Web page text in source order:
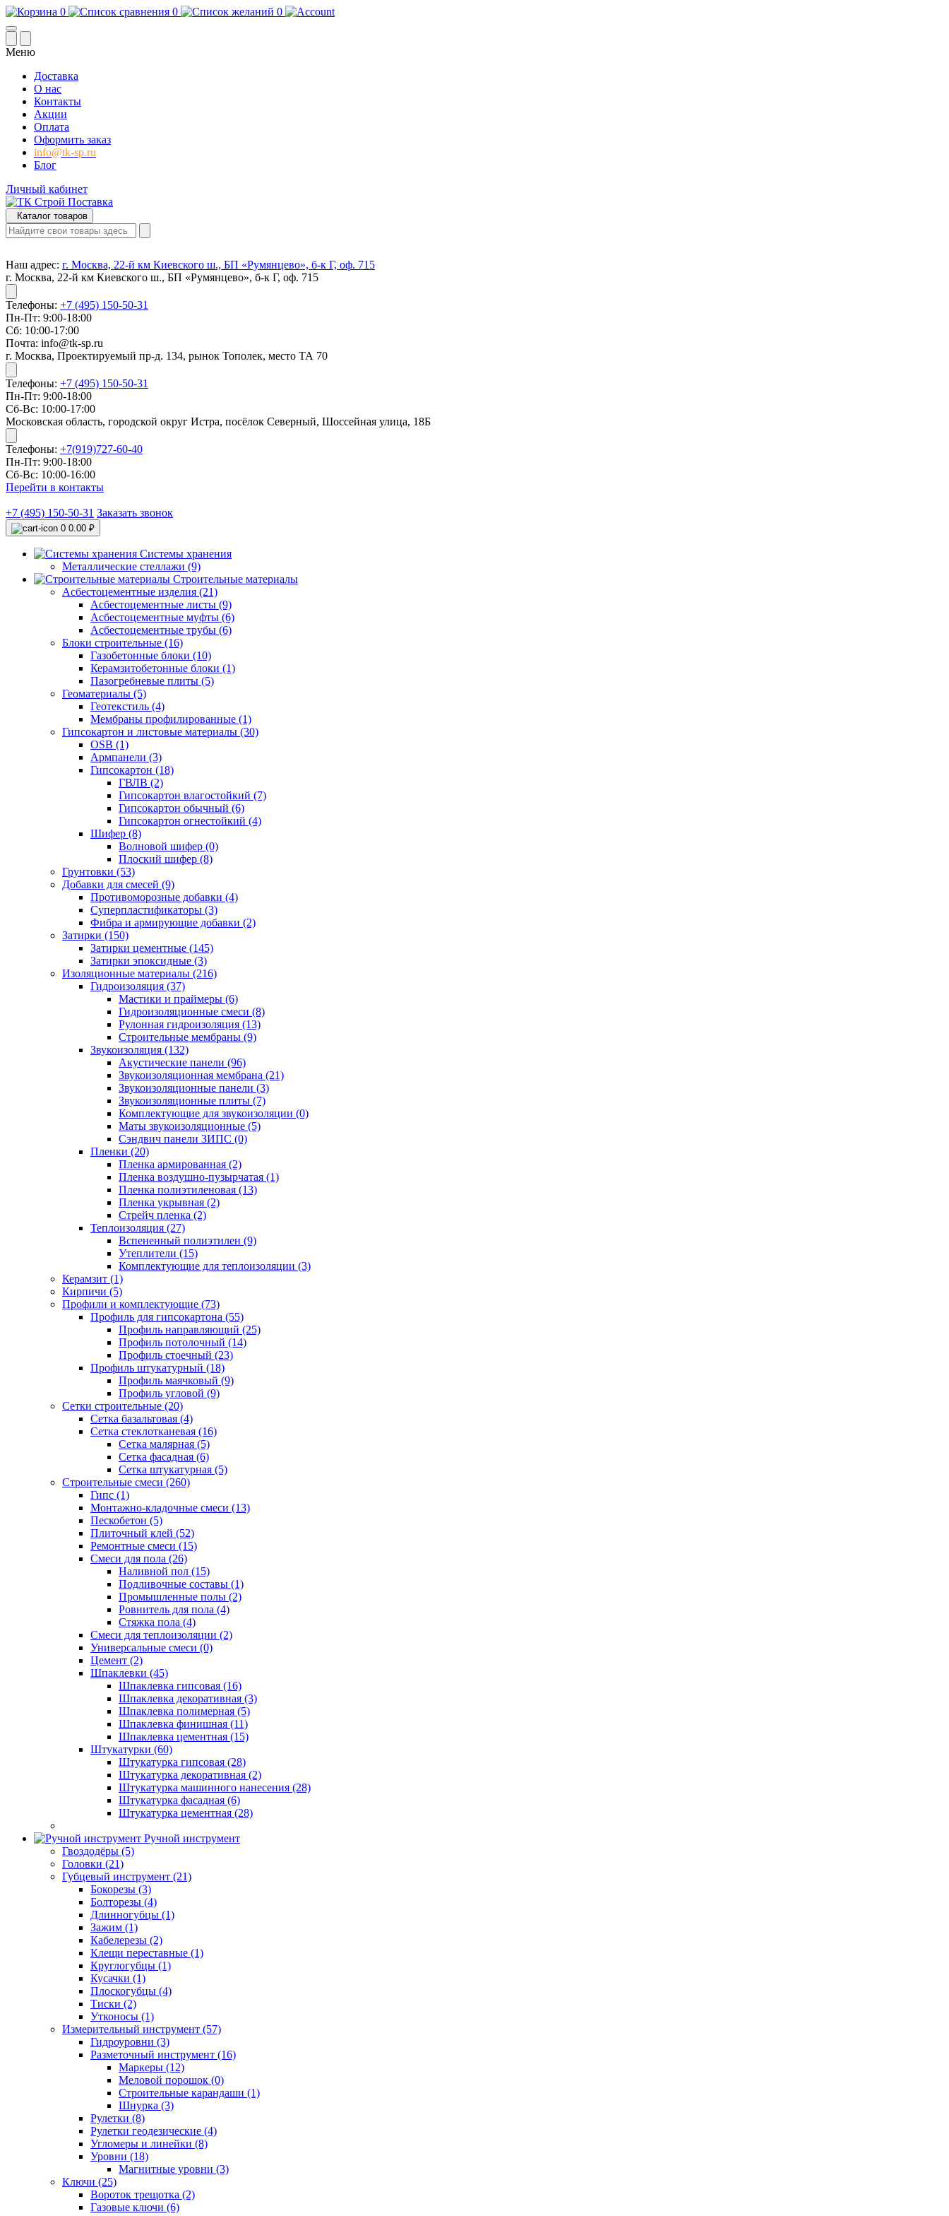
0 0 0
Меню
Доставка
О нас
Контакты
Акции
Оплата
Оформить заказ
info@tk-sp.ru
Блог
Личный кабинет
Каталог товаров
Наш адрес: г. Москва, 22-й км Киевского ш., БП «Румянцево», б-к Г, оф. 715
г. Москва, 22-й км Киевского ш., БП «Румянцево», б-к Г, оф. 715
Телефоны: +7 (495) 150-50-31
Пн-Пт: 9:00-18:00
Сб: 10:00-17:00
Почта: info@tk-sp.ru
г. Москва, Проектируемый пр-д. 134, рынок Тополек, место ТА 70
Телефоны: +7 (495) 150-50-31
Пн-Пт: 9:00-18:00
Сб-Вс: 10:00-17:00
Московская область, городской округ Истра, посёлок Северный, Шоссейная улица, 18Б
Телефоны: +7(919)727-60-40
Пн-Пт: 9:00-18:00
Сб-Вс: 10:00-16:00
Перейти в контакты
+7 (495) 150-50-31 Заказать звонок
0 0.00 ₽
Системы хранения
Металлические стеллажи (9)
Строительные материалы
Асбестоцементные изделия (21)
Асбестоцементные листы (9)
Асбестоцементные муфты (6)
Асбестоцементные трубы (6)
Блоки строительные (16)
Газобетонные блоки (10)
Керамзитобетонные блоки (1)
Пазогребневые плиты (5)
Геоматериалы (5)
Геотекстиль (4)
Мембраны профилированные (1)
Гипсокартон и листовые материалы (30)
OSB (1)
Армпанели (3)
Гипсокартон (18)
ГВЛВ (2)
Гипсокартон влагостойкий (7)
Гипсокартон обычный (6)
Гипсокартон огнестойкий (4)
Шифер (8)
Волновой шифер (0)
Плоский шифер (8)
Грунтовки (53)
Добавки для смесей (9)
Противоморозные добавки (4)
Суперпластификаторы (3)
Фибра и армирующие добавки (2)
Затирки (150)
Затирки цементные (145)
Затирки эпоксидные (3)
Изоляционные материалы (216)
Гидроизоляция (37)
Мастики и праймеры (6)
Гидроизоляционные смеси (8)
Рулонная гидроизоляция (13)
Строительные мембраны (9)
Звукоизоляция (132)
Акустические панели (96)
Звукоизоляционная мембрана (21)
Звукоизоляционные панели (3)
Звукоизоляционные плиты (7)
Комплектующие для звукоизоляции (0)
Маты звукоизоляционные (5)
Сэндвич панели ЗИПС (0)
Пленки (20)
Пленка армированная (2)
Пленка воздушно-пузырчатая (1)
Пленка полиэтиленовая (13)
Пленка укрывная (2)
Стрейч пленка (2)
Теплоизоляция (27)
Вспененный полиэтилен (9)
Утеплители (15)
Комплектующие для теплоизоляции (3)
Керамзит (1)
Кирпичи (5)
Профили и комплектующие (73)
Профиль для гипсокартона (55)
Профиль направляющий (25)
Профиль потолочный (14)
Профиль стоечный (23)
Профиль штукатурный (18)
Профиль маячковый (9)
Профиль угловой (9)
Сетки строительные (20)
Сетка базальтовая (4)
Сетка стеклотканевая (16)
Сетка малярная (5)
Сетка фасадная (6)
Сетка штукатурная (5)
Строительные смеси (260)
Гипс (1)
Монтажно-кладочные смеси (13)
Пескобетон (5)
Плиточный клей (52)
Ремонтные смеси (15)
Смеси для пола (26)
Наливной пол (15)
Подливочные составы (1)
Промышленные полы (2)
Ровнитель для пола (4)
Стяжка пола (4)
Смеси для теплоизоляции (2)
Универсальные смеси (0)
Цемент (2)
Шпаклевки (45)
Шпаклевка гипсовая (16)
Шпаклевка декоративная (3)
Шпаклевка полимерная (5)
Шпаклевка финишная (11)
Шпаклевка цементная (15)
Штукатурки (60)
Штукатурка гипсовая (28)
Штукатурка декоративная (2)
Штукатурка машинного нанесения (28)
Штукатурка фасадная (6)
Штукатурка цементная (28)
Ручной инструмент
Гвоздодёры (5)
Головки (21)
Губцевый инструмент (21)
Бокорезы (3)
Болторезы (4)
Длинногубцы (1)
Зажим (1)
Кабелерезы (2)
Клещи переставные (1)
Круглогубцы (1)
Кусачки (1)
Плоскогубцы (4)
Тиски (2)
Утконосы (1)
Измерительный инструмент (57)
Гидроуровни (3)
Разметочный инструмент (16)
Маркеры (12)
Меловой порошок (0)
Строительные карандаши (1)
Шнурка (3)
Рулетки (8)
Рулетки геодезические (4)
Угломеры и линейки (8)
Уровни (18)
Магнитные уровни (3)
Ключи (25)
Вороток трещотка (2)
Газовые ключи (6)